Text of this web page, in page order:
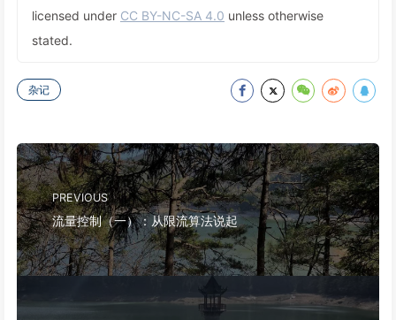
licensed under CC BY-NC-SA 4.0 unless otherwise
stated.
杂记
PREVIOUS
流量控制（一）：从限流算法说起